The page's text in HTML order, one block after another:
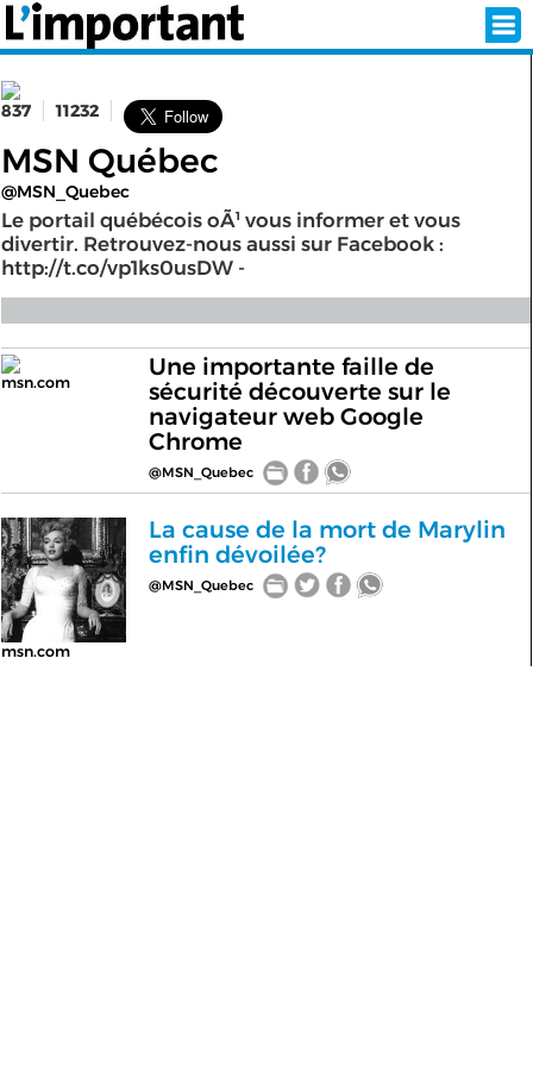
SÉLECTION DE L'ÉTÉ
ABONNEZ-VOUS À LA NEWSLETTER!
< RETOUR À L'ACCUEIL
837 11232
MSN Québec
@MSN_Quebec
Le portail québécois oÃ¹ vous informer et vous
divertir. Retrouvez-nous aussi sur Facebook :
http://t.co/vp1ks0usDW -
msn.com
Une importante faille de
sécurité découverte sur le
navigateur web Google
Chrome
@MSN_Quebec
msn.com
La cause de la mort de Marylin
enfin dévoilée?
@MSN_Quebec